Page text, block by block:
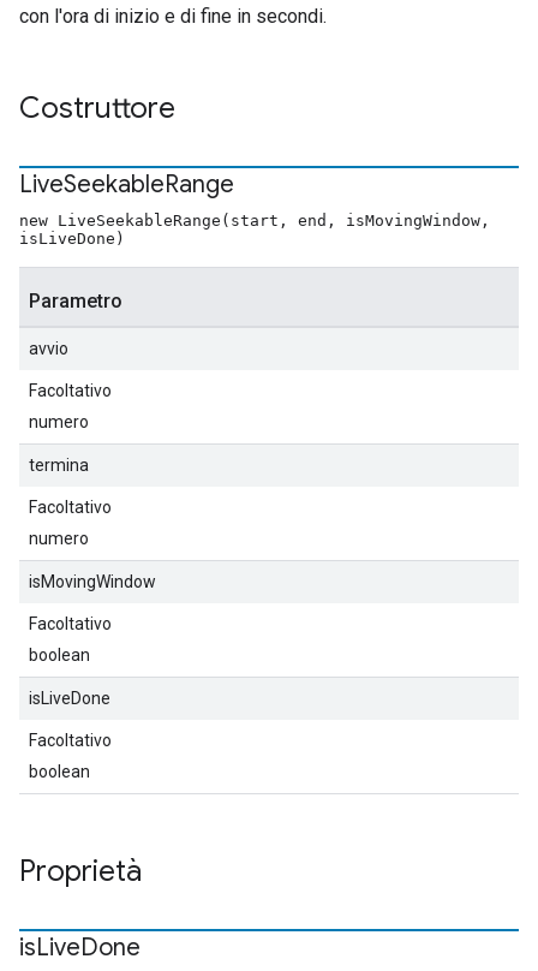
con l'ora di inizio e di fine in secondi.
Costruttore
LiveSeekableRange
new LiveSeekableRange(start, end, isMovingWindow,
isLiveDone)
Parametro
avvio
Facoltativo
numero
termina
Facoltativo
numero
isMovingWindow
Facoltativo
boolean
isLiveDone
Facoltativo
boolean
Proprietà
isLiveDone